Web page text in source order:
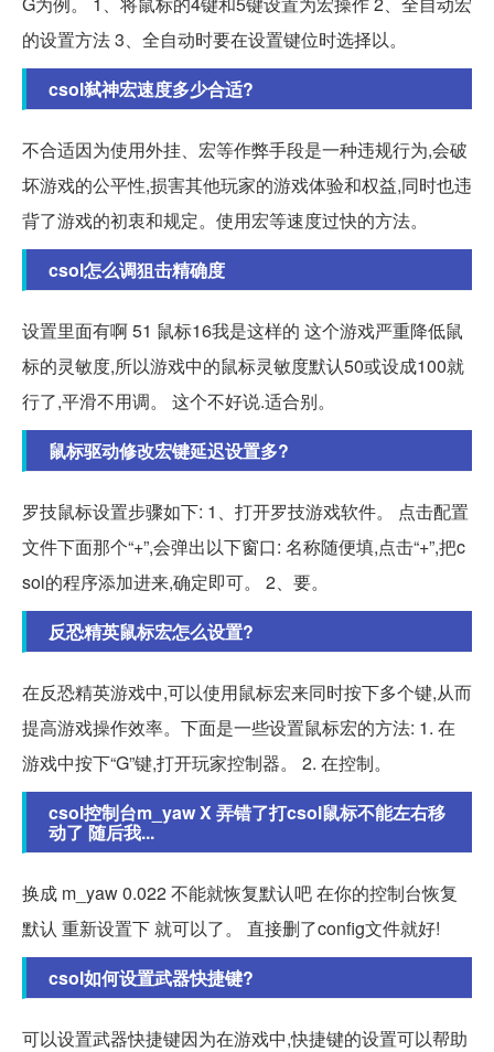
的设置方法 3、全自动时要在设置键位时选择以。
csol弑神宏速度多少合适?
不合适因为使用外挂、宏等作弊手段是一种违规行为,会破
坏游戏的公平性,损害其他玩家的游戏体验和权益,同时也违
背了游戏的初衷和规定。使用宏等速度过快的方法。
csol怎么调狙击精确度
设置里面有啊 51 鼠标16我是这样的 这个游戏严重降低鼠
标的灵敏度,所以游戏中的鼠标灵敏度默认50或设成100就
行了,平滑不用调。 这个不好说.适合别。
鼠标驱动修改宏键延迟设置多?
罗技鼠标设置步骤如下: 1、打开罗技游戏软件。 点击配置
文件下面那个“+”,会弹出以下窗口: 名称随便填,点击“+”,把c
sol的程序添加进来,确定即可。 2、要。
反恐精英鼠标宏怎么设置?
在反恐精英游戏中,可以使用鼠标宏来同时按下多个键,从而
提高游戏操作效率。下面是一些设置鼠标宏的方法: 1. 在
游戏中按下“G”键,打开玩家控制器。 2. 在控制。
csol控制台m_yaw X 弄错了打csol鼠标不能左右移
动了 随后我...
换成 m_yaw 0.022 不能就恢复默认吧 在你的控制台恢复
默认 重新设置下 就可以了。 直接删了config文件就好!
csol如何设置武器快捷键?
可以设置武器快捷键因为在游戏中,快捷键的设置可以帮助